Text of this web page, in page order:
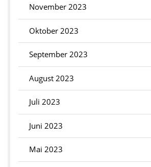
November 2023
Oktober 2023
September 2023
August 2023
Juli 2023
Juni 2023
Mai 2023